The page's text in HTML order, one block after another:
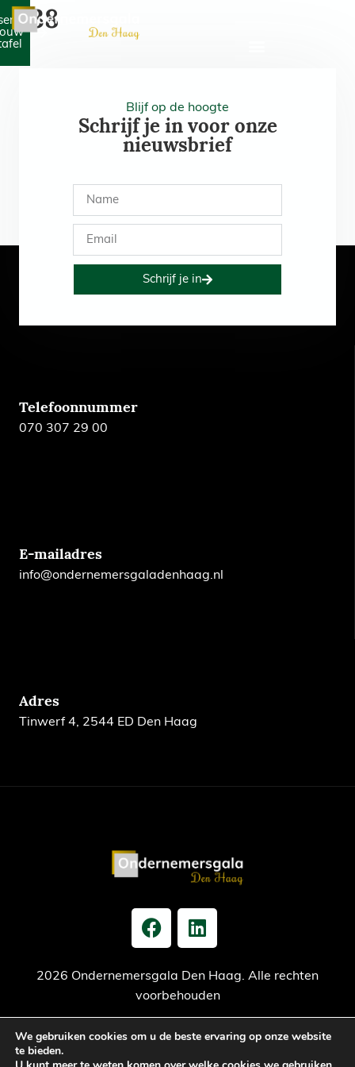
438
Blijf op de hoogte
Schrijf je in voor onze
nieuwsbrief
Schrijf je in
Telefoonnummer
070 307 29 00
E-mailadres
info@ondernemersgaladenhaag.nl
Adres
Tinwerf 4, 2544 ED Den Haag
2026 Ondernemersgala Den Haag. Alle rechten
voorbehouden
Privacy verklaring Cookiebeleid Jaarrekening
We gebruiken cookies om u de beste ervaring op onze website
te bieden.